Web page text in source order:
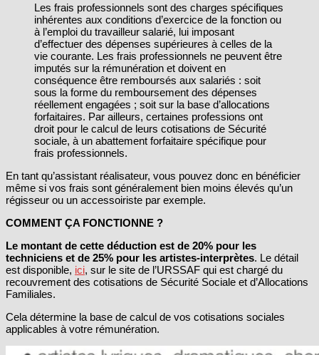
Les frais professionnels sont des charges spécifiques
inhérentes aux conditions d’exercice de la fonction ou
à l’emploi du travailleur salarié, lui imposant
d’effectuer des dépenses supérieures à celles de la
vie courante. Les frais professionnels ne peuvent être
imputés sur la rémunération et doivent en
conséquence être remboursés aux salariés : soit
sous la forme du remboursement des dépenses
réellement engagées ; soit sur la base d’allocations
forfaitaires. Par ailleurs, certaines professions ont
droit pour le calcul de leurs cotisations de Sécurité
sociale, à un abattement forfaitaire spécifique pour
frais professionnels.
En tant qu’assistant réalisateur, vous pouvez donc en bénéficier
même si vos frais sont généralement bien moins élevés qu’un
régisseur ou un accessoiriste par exemple.
COMMENT ÇA FONCTIONNE ?
Le montant de cette déduction est de 20% pour les
techniciens et de 25% pour les artistes-interprètes. Le détail
est disponible, ici, sur le site de l’URSSAF qui est chargé du
recouvrement des cotisations de Sécurité Sociale et d’Allocations
Familiales.
Cela détermine la base de calcul de vos cotisations sociales
applicables à votre rémunération.